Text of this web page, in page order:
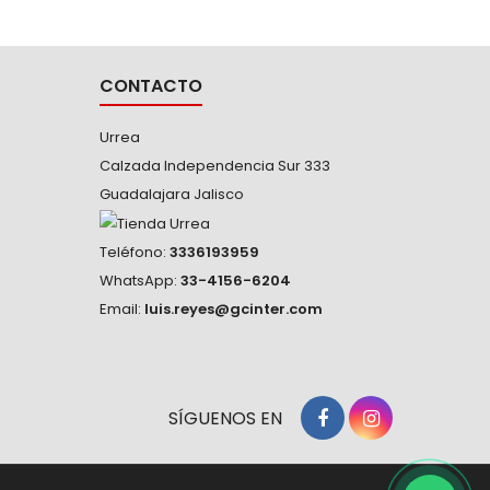
los...
CONTACTO
Urrea
Calzada Independencia Sur 333
Guadalajara Jalisco
Teléfono: 3336193959
WhatsApp: 33-4156-6204
Email: luis.reyes@gcinter.com
SÍGUENOS EN